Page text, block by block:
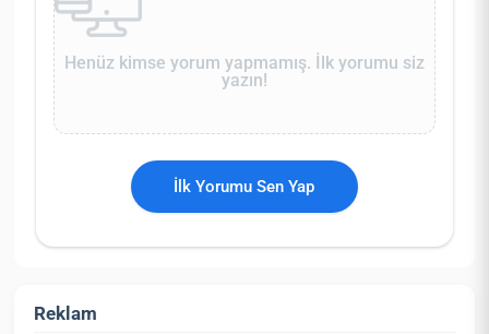
Henüz kimse yorum yapmamış. İlk yorumu siz
yazın!
İlk Yorumu Sen Yap
Reklam